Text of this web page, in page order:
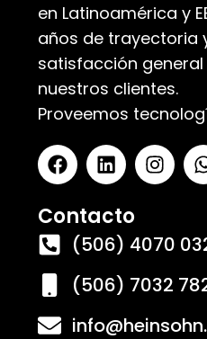
en Latinoamérica y
años de trayectoria
satisfacción
nuestros clientes.
Proveemos
Contacto
(506) 4070
(506) 7032